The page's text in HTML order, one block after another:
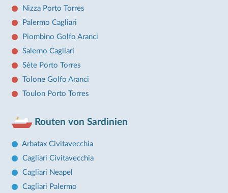
Nizza Porto Torres
Palermo Cagliari
Piombino Golfo Aranci
Salerno Cagliari
Sète Porto Torres
Tolone Golfo Aranci
Toulon Porto Torres
Routen von Sardinien
Arbatax Civitavecchia
Cagliari Civitavecchia
Cagliari Neapel
Cagliari Palermo